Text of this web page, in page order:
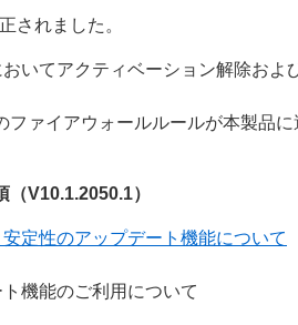
されました。
いてアクティベーション解除お
ファイアウォールルールが本製品
V10.1.2050.1）
定性のアップデート機能について
機能のご利用について